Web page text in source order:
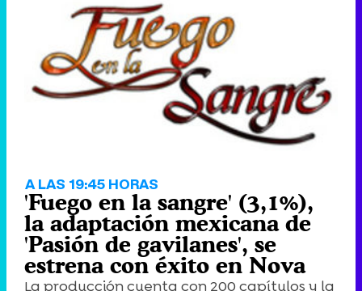
A LAS 19:45 HORAS
'Fuego en la sangre' (3,1%),
la adaptación mexicana de
'Pasión de gavilanes', se
estrena con éxito en Nova
La producción cuenta con 200 capítulos y la